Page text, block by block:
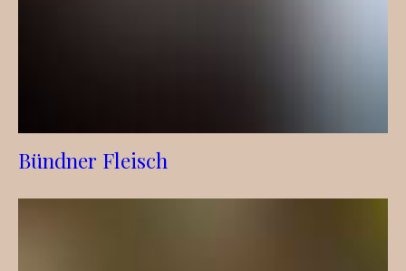
Bündner Fleisch